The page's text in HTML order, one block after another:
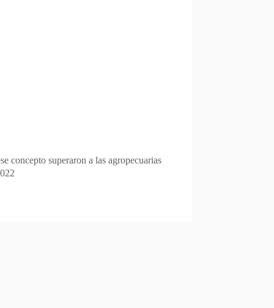
concepto superaron a las agropecuarias